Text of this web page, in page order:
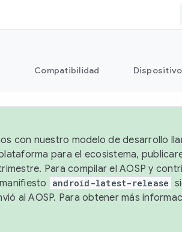
Compatibilidad
con nuestro modelo de desarrollo
para el ecosistema,
Para compilar el AOSP y
android-latest-release
al AOSP. Para obtener más